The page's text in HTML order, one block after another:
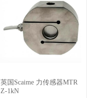
查看详情
英国Scaime 力传感器MTR
Z-1kN